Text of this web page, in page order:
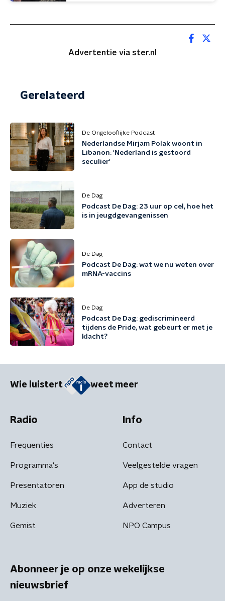
Advertentie via ster.nl
Gerelateerd
De Ongelooflijke Podcast
Nederlandse Mirjam Polak woont in
Libanon: 'Nederland is gestoord
seculier'
De Dag
Podcast De Dag: 23 uur op cel, hoe het
is in jeugdgevangenissen
De Dag
Podcast De Dag: wat we nu weten over
mRNA-vaccins
De Dag
Podcast De Dag: gediscrimineerd
tijdens de Pride, wat gebeurt er met je
klacht?
Wie luistert weet meer
Radio
Frequenties
Programma's
Presentatoren
Muziek
Gemist
Info
Contact
Veelgestelde vragen
App de studio
Adverteren
NPO Campus
Abonneer je op onze wekelijkse
nieuwsbrief